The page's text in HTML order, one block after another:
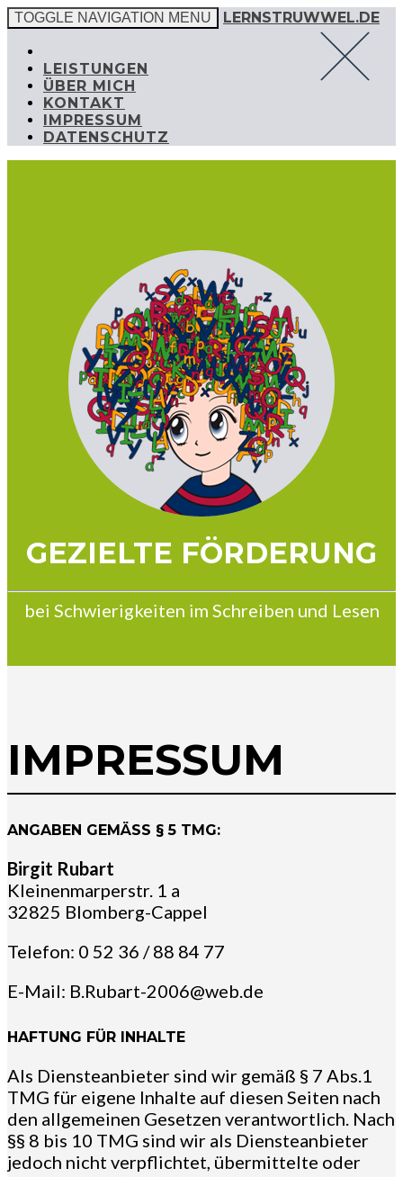
TOGGLE NAVIGATION MENU LERNSTRUWWEL.DE
LEISTUNGEN
ÜBER MICH
KONTAKT
IMPRESSUM
DATENSCHUTZ
GEZIELTE FÖRDERUNG
bei Schwierigkeiten im Schreiben und Lesen
IMPRESSUM
ANGABEN GEMÄSS § 5 TMG:
Birgit Rubart
Kleinenmarperstr. 1 a
32825 Blomberg-Cappel
Telefon: 0 52 36 / 88 84 77
E-Mail: B.Rubart-2006@web.de
HAFTUNG FÜR INHALTE
Als Diensteanbieter sind wir gemäß § 7 Abs.1
TMG für eigene Inhalte auf diesen Seiten nach
den allgemeinen Gesetzen verantwortlich. Nach
§§ 8 bis 10 TMG sind wir als Diensteanbieter
jedoch nicht verpflichtet, übermittelte oder